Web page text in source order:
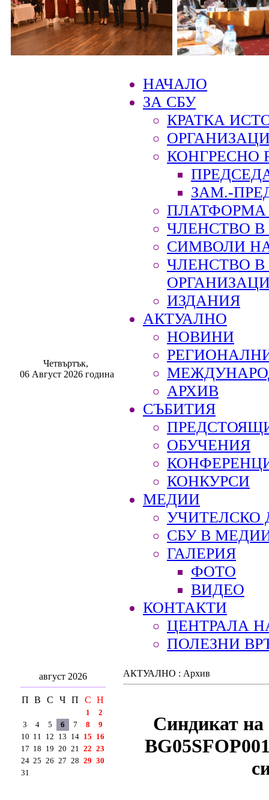
Четвъртък,
06 Август 2026 година
НАЧАЛО
ЗА СБУ
КРАТКА
КОНГРЕСНО
ЗАМ.-
ПЛАТФОРМА
ЧЛЕНСТВО В
СИМВОЛИ
ЧЛЕНСТВО
ИЗДАНИЯ
АКТУАЛНО
НОВИНИ
АРХИВ
СЪБИТИЯ
ОБУЧЕНИЯ
КОНКУРСИ
МЕДИИ
УЧИТЕЛСКО
СБУ В
ГАЛЕРИЯ
ФОТО
ВИДЕО
КОНТАКТИ
ЦЕНТРАЛА
ПОЛЕЗНИ
август 2026
П В С Ч П С Н
1
2
3
4 5 6 7 8
9
10 11 12 13 14 15 16
17 18 19 20 21 22 23
24 25 26 27 28 29 30
31
АКТУАЛНО : Архив
Синдикат на